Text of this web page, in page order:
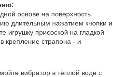
основе на поверхность
длительным нажатием кнопки и
игрушку присоской на гладкой
крепление страпона - и
вибратор в тёплой воде с